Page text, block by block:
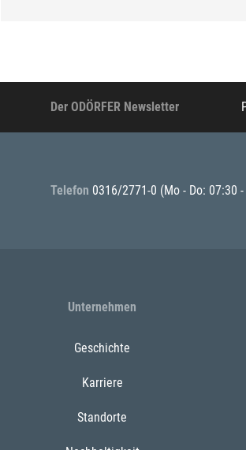
Der ODÖRFER Newsletter
Telefon 0316/2771-0 (Mo - Do: 07:30
Unternehmen
Geschichte
Karriere
Standorte